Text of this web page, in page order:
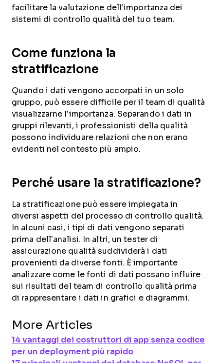
facilitare la valutazione dell’importanza dei
sistemi di controllo qualità del tuo team.
Come funziona la
stratificazione
Quando i dati vengono accorpati in un solo
gruppo, può essere difficile per il team di qualità
visualizzarne l’importanza. Separando i dati in
gruppi rilevanti, i professionisti della qualità
possono individuare relazioni che non erano
evidenti nel contesto più ampio.
Perché usare la stratificazione?
La stratificazione può essere impiegata in
diversi aspetti del processo di controllo qualità.
In alcuni casi, i tipi di dati vengono separati
prima dell’analisi. In altri, un tester di
assicurazione qualità suddividerà i dati
provenienti da diverse fonti. È importante
analizzare come le fonti di dati possano influire
sui risultati del team di controllo qualità prima
di rappresentare i dati in grafici e diagrammi.
More Articles
14 vantaggi dei costruttori di app senza codice
per un deployment più rapido